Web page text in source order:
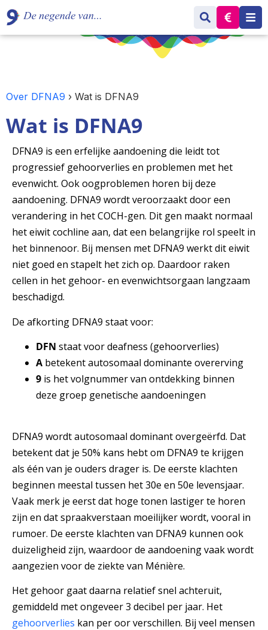
Over DFNA9 › Wat is DFNA9
Wat is DFNA9
DFNA9 is een erfelijke aandoening die leidt tot
progressief gehoorverlies en problemen met het
evenwicht. Ook oogproblemen horen bij deze
aandoening. DFNA9 wordt veroorzaakt door een
verandering in het COCH-gen. Dit gen maakt normaal
het eiwit cochline aan, dat een belangrijke rol speelt in
het binnenoor. Bij mensen met DFNA9 werkt dit eiwit
niet goed en stapelt het zich op. Daardoor raken
cellen in het gehoor- en evenwichtsorgaan langzaam
beschadigd.
De afkorting DFNA9 staat voor:
DFN staat voor deafness (gehoorverlies)
A betekent autosomaal dominante overerving
9 is het volgnummer van ontdekking binnen
deze groep genetische aandoeningen
DFNA9 wordt autosomaal dominant overgeërfd. Dat
betekent dat je 50% kans hebt om DFNA9 te krijgen
als één van je ouders drager is. De eerste klachten
beginnen meestal tussen het 30e en 50e levensjaar.
Vaak merk je eerst dat hoge tonen lastiger te horen
zijn en dat spraakverstaan moeilijker wordt, vooral in
rumoer. De eerste klachten van DFNA9 kunnen ook
duizeligheid zijn, waardoor de aandoening vaak wordt
aangezien voor de ziekte van Ménière.
Het gehoor gaat daarna relatief snel achteruit,
gemiddeld met ongeveer 3 decibel per jaar. Het
gehoorverlies kan per oor verschillen. Bij veel mensen